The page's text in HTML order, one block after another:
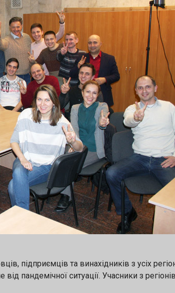
презентувати проєкт
конкурсу 🏆 грошову нагороду $5
програмах та менторську
Кібербезпека 🔹 Водні ресурси 📅
👉 Подати заявку:
підприємців та винахідників з усіх
пандемічної ситуації. Учасники з регіонів